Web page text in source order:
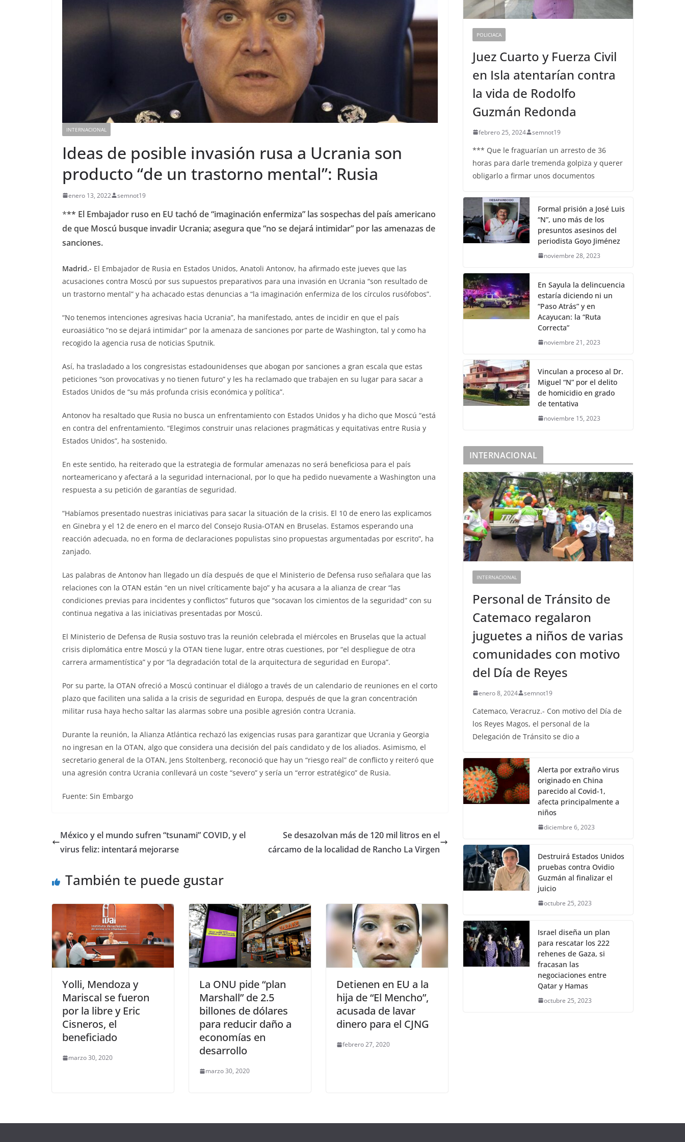
INTERNACIONAL
Ideas de posible invasión rusa a Ucrania son
producto “de un trastorno mental”: Rusia
enero 13, 2022 semnot19
*** El Embajador ruso en EU tachó de “imaginación enfermiza” las sospechas del país americano
de que Moscú busque invadir Ucrania; asegura que “no se dejará intimidar” por las amenazas de
sanciones.
Madrid.- El Embajador de Rusia en Estados Unidos, Anatoli Antonov, ha afirmado este jueves que las
acusaciones contra Moscú por sus supuestos preparativos para una invasión en Ucrania “son resultado de
un trastorno mental” y ha achacado estas denuncias a “la imaginación enfermiza de los círculos rusófobos”.
“No tenemos intenciones agresivas hacia Ucrania”, ha manifestado, antes de incidir en que el país
euroasiático “no se dejará intimidar” por la amenaza de sanciones por parte de Washington, tal y como ha
recogido la agencia rusa de noticias Sputnik.
Así, ha trasladado a los congresistas estadounidenses que abogan por sanciones a gran escala que estas
peticiones “son provocativas y no tienen futuro” y les ha reclamado que trabajen en su lugar para sacar a
Estados Unidos de “su más profunda crisis económica y política”.
Antonov ha resaltado que Rusia no busca un enfrentamiento con Estados Unidos y ha dicho que Moscú “está
en contra del enfrentamiento. “Elegimos construir unas relaciones pragmáticas y equitativas entre Rusia y
Estados Unidos”, ha sostenido.
En este sentido, ha reiterado que la estrategia de formular amenazas no será beneficiosa para el país
norteamericano y afectará a la seguridad internacional, por lo que ha pedido nuevamente a Washington una
respuesta a su petición de garantías de seguridad.
“Habíamos presentado nuestras iniciativas para sacar la situación de la crisis. El 10 de enero las explicamos
en Ginebra y el 12 de enero en el marco del Consejo Rusia-OTAN en Bruselas. Estamos esperando una
reacción adecuada, no en forma de declaraciones populistas sino propuestas argumentadas por escrito”, ha
zanjado.
Las palabras de Antonov han llegado un día después de que el Ministerio de Defensa ruso señalara que las
relaciones con la OTAN están “en un nivel críticamente bajo” y ha acusara a la alianza de crear “las
condiciones previas para incidentes y conflictos” futuros que “socavan los cimientos de la seguridad” con su
continua negativa a las iniciativas presentadas por Moscú.
El Ministerio de Defensa de Rusia sostuvo tras la reunión celebrada el miércoles en Bruselas que la actual
crisis diplomática entre Moscú y la OTAN tiene lugar, entre otras cuestiones, por “el despliegue de otra
carrera armamentística” y por “la degradación total de la arquitectura de seguridad en Europa”.
Por su parte, la OTAN ofreció a Moscú continuar el diálogo a través de un calendario de reuniones en el corto
plazo que faciliten una salida a la crisis de seguridad en Europa, después de que la gran concentración
militar rusa haya hecho saltar las alarmas sobre una posible agresión contra Ucrania.
Durante la reunión, la Alianza Atlántica rechazó las exigencias rusas para garantizar que Ucrania y Georgia
no ingresan en la OTAN, algo que considera una decisión del país candidato y de los aliados. Asimismo, el
secretario general de la OTAN, Jens Stoltenberg, reconoció que hay un “riesgo real” de conflicto y reiteró que
una agresión contra Ucrania conllevará un coste “severo” y sería un “error estratégico” de Rusia.
Fuente: Sin Embargo
México y el mundo sufren “tsunami” COVID, y el
virus feliz: intentará mejorarse
Se desazolvan más de 120 mil litros en el
cárcamo de la localidad de Rancho La Virgen
También te puede gustar
Yolli, Mendoza y
Mariscal se fueron
por la libre y Eric
Cisneros, el
beneficiado
marzo 30, 2020
La ONU pide “plan
Marshall” de 2.5
billones de dólares
para reducir daño a
economías en
desarrollo
marzo 30, 2020
Detienen en EU a la
hija de “El Mencho”,
acusada de lavar
dinero para el CJNG
febrero 27, 2020
POLICIACA
Juez Cuarto y Fuerza Civil
en Isla atentarían contra
la vida de Rodolfo
Guzmán Redonda
febrero 25, 2024 semnot19
*** Que le fraguarían un arresto de 36
horas para darle tremenda golpiza y querer
obligarlo a firmar unos documentos
Formal prisión a José Luis
“N”, uno más de los
presuntos asesinos del
periodista Goyo Jiménez
noviembre 28, 2023
En Sayula la delincuencia
estaría diciendo ni un
“Paso Atrás” y en
Acayucan: la “Ruta
Correcta”
noviembre 21, 2023
Vinculan a proceso al Dr.
Miguel “N” por el delito
de homicidio en grado
de tentativa
noviembre 15, 2023
INTERNACIONAL
INTERNACIONAL
Personal de Tránsito de
Catemaco regalaron
juguetes a niños de varias
comunidades con motivo
del Día de Reyes
enero 8, 2024 semnot19
Catemaco, Veracruz.- Con motivo del Día de
los Reyes Magos, el personal de la
Delegación de Tránsito se dio a
Alerta por extraño virus
originado en China
parecido al Covid-1,
afecta principalmente a
niños
diciembre 6, 2023
Destruirá Estados Unidos
pruebas contra Ovidio
Guzmán al finalizar el
juicio
octubre 25, 2023
Israel diseña un plan
para rescatar los 222
rehenes de Gaza, si
fracasan las
negociaciones entre
Qatar y Hamas
octubre 25, 2023